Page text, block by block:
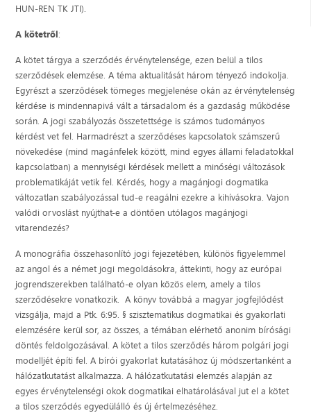
HUN-REN TK JTI).
A kötetről:
A kötet tárgya a szerződés érvénytelensége, ezen belül a tilos
szerződések elemzése. A téma aktualitását három tényező indokolja.
Egyrészt a szerződések tömeges megjelenése okán az érvénytelenség
kérdése is mindennapivá vált a társadalom és a gazdaság működése
során. A jogi szabályozás összetettsége is számos tudományos
kérdést vet fel. Harmadrészt a szerződéses kapcsolatok számszerű
növekedése (mind magánfelek között, mind egyes állami feladatokkal
kapcsolatban) a mennyiségi kérdések mellett a minőségi változások
problematikáját vetik fel. Kérdés, hogy a magánjogi dogmatika
változatlan szabályozással tud-e reagálni ezekre a kihívásokra. Vajon
valódi orvoslást nyújthat-e a döntően utólagos magánjogi
vitarendezés?
A monográfia összehasonlító jogi fejezetében, különös figyelemmel
az angol és a német jogi megoldásokra, áttekinti, hogy az európai
jogrendszerekben található-e olyan közös elem, amely a tilos
szerződésekre vonatkozik. A könyv továbbá a magyar jogfejlődést
vizsgálja, majd a Ptk. 6:95. § szisztematikus dogmatikai és gyakorlati
elemzésére kerül sor, az összes, a témában elérhető anonim bírósági
döntés feldolgozásával. A kötet a tilos szerződés három polgári jogi
modelljét építi fel. A bírói gyakorlat kutatásához új módszertanként a
hálózatkutatást alkalmazza. A hálózatkutatási elemzés alapján az
egyes érvénytelenségi okok dogmatikai elhatárolásával jut el a kötet
a tilos szerződés egyedülálló és új értelmezéséhez.